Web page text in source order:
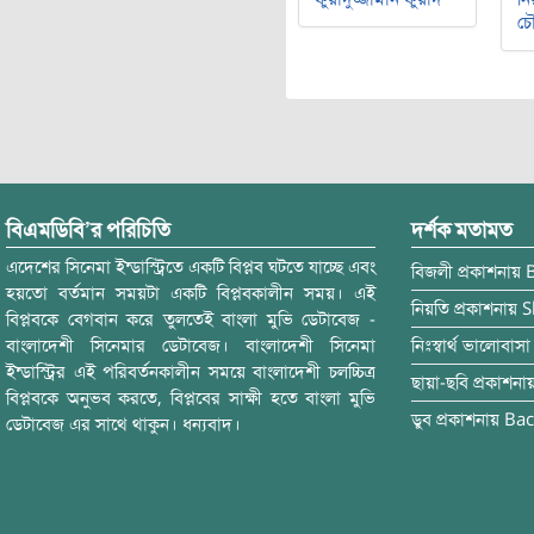
বিএমডিবি’র পরিচিতি
এদেশের সিনেমা ইন্ডাস্ট্রিতে একটি বিপ্লব ঘটতে যাচ্ছে এবং
হয়তো বর্তমান সময়টা একটি বিপ্লবকালীন সময়। এই
বিপ্লবকে বেগবান করে তুলতেই বাংলা মুভি ডেটাবেজ -
বাংলাদেশী সিনেমার ডেটাবেজ। বাংলাদেশী সিনেমা
ইন্ডাস্ট্রির এই পরিবর্তনকালীন সময়ে বাংলাদেশী চলচ্চিত্র
বিপ্লবকে অনুভব করতে, বিপ্লবের সাক্ষী হতে বাংলা মুভি
ডেটাবেজ এর সাথে থাকুন। ধন্যবাদ।
দর্শক মতামত
বিজলী প্রকাশনায়
নিয়তি প্রকাশনায়
নিঃস্বার্থ ভালোবাসা
ছায়া-ছবি
ডুব প্রকাশনায়